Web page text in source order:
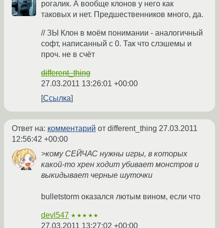
рогалик. А вообще клонов у него как
таковых и нет. Предшественников много, да.
// ЗЫ Клон в моём понимании - аналогичный
софт, написанный с 0. Так что слэшемы и
проч. не в счёт
different_thing
27.03.2011 13:26:01 +00:00
Ссылка
Ответ на: комментарий от different_thing 27.03.2011
12:56:42 +00:00
>кому СЕЙЧАС нужны игры, в которых
какой-то хрен ходит убивает монстров и
выкидывает черные шуточки
bulletstorm оказался лютым вином, если что
devl547 ★★★★★
27.03.2011 13:27:02 +00:00